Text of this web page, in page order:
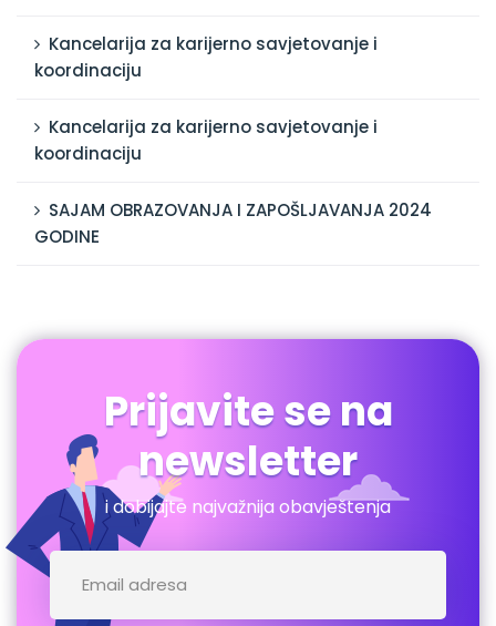
Kancelarija za karijerno savjetovanje i
koordinaciju
Kancelarija za karijerno savjetovanje i
koordinaciju
SAJAM OBRAZOVANJA I ZAPOŠLJAVANJA 2024
GODINE
Prijavite se na
newsletter
i dobijajte najvažnija obavještenja